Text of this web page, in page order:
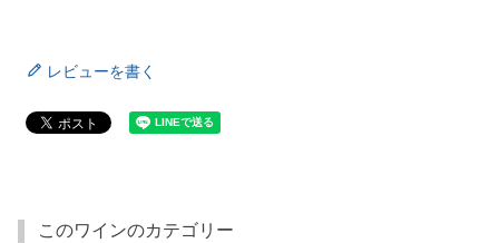
レビューを書く
このワインのカテゴリー